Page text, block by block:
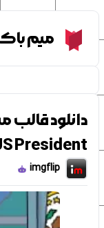
Meme Box
میم
President
imgflip